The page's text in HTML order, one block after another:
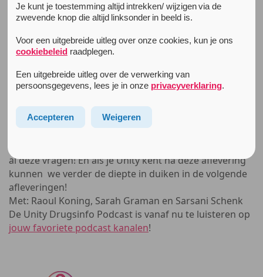
In deze aflevering leggen we uit wat het project Unity
inhoudt.
Hoe is het project ontstaan?
Wat doet Unity?
Wat is harm reduction precies? En waarom is het
belangrijk?
Waarom werkt Unity met peers bij de
drugsvoorlichting?
al deze vragen! En als je Unity kent na deze aflevering
kunnen we verder de diepte in duiken in de volgende
afleveringen!
Met: Raoul Koning, Sarah Graman en Sarsani Schenk
De Unity Drugsinfo Podcast is vanaf nu te luisteren op
jouw favoriete podcast kanalen!
Je kunt je toestemming altijd intrekken/ wijzigen via de
zwevende knop die altijd linksonder in beeld is.
Voor een uitgebreide uitleg over onze cookies, kun je ons
cookiebeleidraadplegen.
Een uitgebreide uitleg over de verwerking van
persoonsgegevens, lees je in onze privacyverklaring.
Accepteren Weigeren